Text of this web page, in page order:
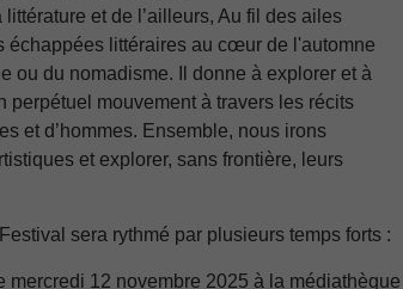
et de l’ailleurs, Au fil des ailes
échappées littéraires au cœur de l'automne
ou du nomadisme. Il donne à explorer et à
perpétuel mouvement à travers les récits
et d’hommes. Ensemble, nous irons
et explorer, sans frontière, leurs
sera rythmé par plusieurs temps forts :
mercredi 12 novembre 2025 à la médiathèque